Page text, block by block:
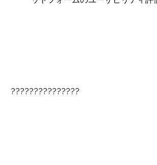
ストの動画
???????????????